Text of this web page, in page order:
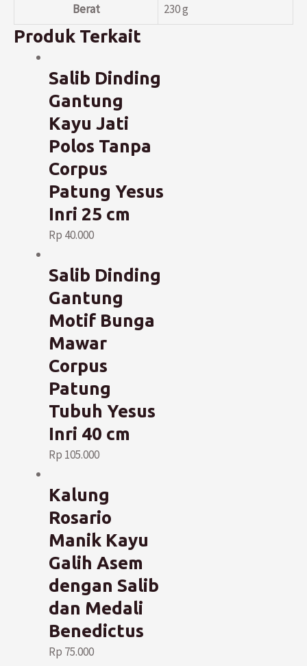
Berat
230 g
Produk Terkait
Salib Dinding
Gantung
Kayu Jati
Polos Tanpa
Corpus
Patung Yesus
Inri 25 cm
Rp 40.000
Salib Dinding
Gantung
Motif Bunga
Mawar
Corpus
Patung
Tubuh Yesus
Inri 40 cm
Rp 105.000
Kalung
Rosario
Manik Kayu
Galih Asem
dengan Salib
dan Medali
Benedictus
Rp 75.000